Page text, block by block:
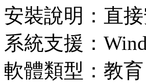
安裝說明：直
系統支援：
軟體類型：教育